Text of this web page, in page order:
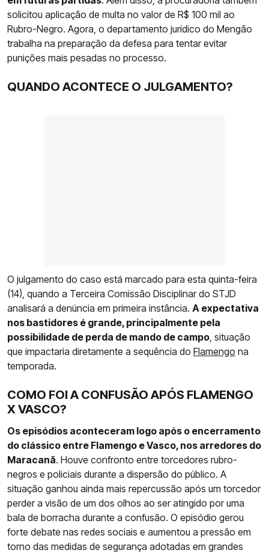
solicitou aplicação de multa no valor de R$ 100 mil ao
Rubro-Negro. Agora, o departamento jurídico do Mengão
trabalha na preparação da defesa para tentar evitar
punições mais pesadas no processo.
QUANDO ACONTECE O JULGAMENTO?
O julgamento do caso está marcado para esta quinta-feira
(14), quando a Terceira Comissão Disciplinar do STJD
analisará a denúncia em primeira instância. A expectativa
nos bastidores é grande, principalmente pela
possibilidade de perda de mando de campo, situação
que impactaria diretamente a sequência do Flamengo na
temporada.
COMO FOI A CONFUSÃO APÓS FLAMENGO
X VASCO?
Os episódios aconteceram logo após o encerramento
do clássico entre Flamengo e Vasco, nos arredores do
Maracanã. Houve confronto entre torcedores rubro-
negros e policiais durante a dispersão do público. A
situação ganhou ainda mais repercussão após um torcedor
perder a visão de um dos olhos ao ser atingido por uma
bala de borracha durante a confusão. O episódio gerou
forte debate nas redes sociais e aumentou a pressão em
torno das medidas de segurança adotadas em grandes